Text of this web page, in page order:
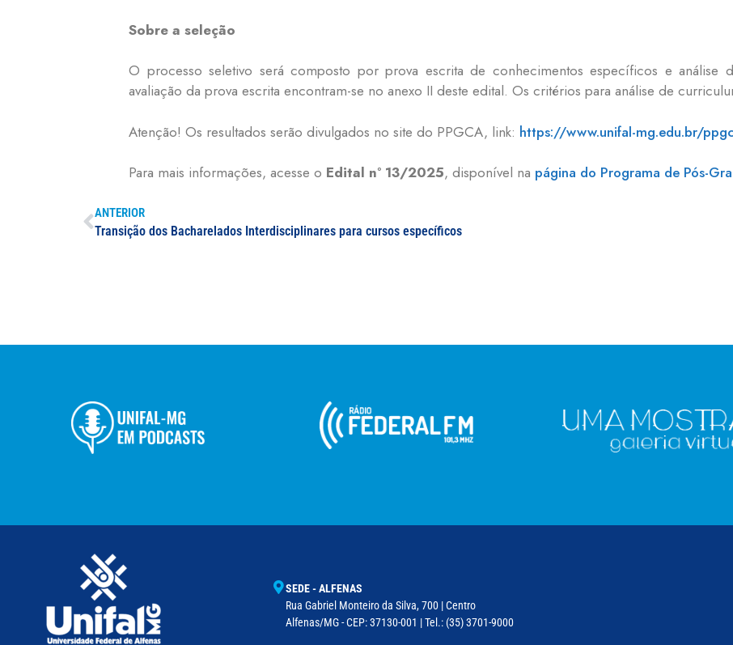
Sobre a seleção
O processo seletivo será composto por prova escrita de conhecimentos específicos e análise
avaliação da prova escrita encontram-se no anexo II deste edital. Os critérios para análise de
Atenção! Os resultados serão divulgados no site do PPGCA, link: https://www.unifal-mg.edu.br/
Para mais informações, acesse o Edital n° 13/2025, disponível na página do Programa de Pós-
ANTERIOR
Transição dos Bacharelados Interdisciplinares para cursos específicos
SEDE - ALFENAS
Rua Gabriel Monteiro da Silva, 700 | Centro
Alfenas/MG - CEP: 37130-001 | Tel.: (35) 3701-9000